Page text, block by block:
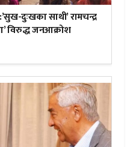
दुःखका साथी’ रामचन्द्र
विरुद्ध जनआक्रोश